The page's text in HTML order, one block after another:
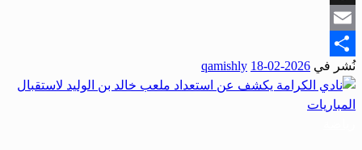
Snapchat
Email
Share
نُشر في 2026-02-18
qamishly